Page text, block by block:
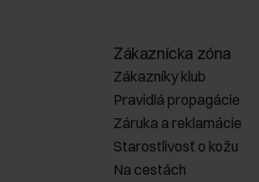
Zákaznícka zóna
Zákazníky klub
Pravidlá propagácie
Záruka a reklamácie
Starostlivosť o kožu
Na cestách